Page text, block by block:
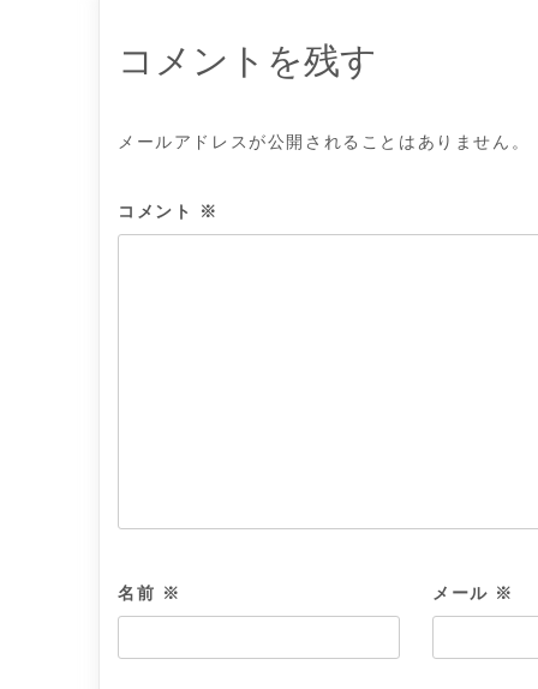
ョ
ン
コメントを残す
メールアドレスが公開されることはありません。
コメント ※
名前 ※ メール ※